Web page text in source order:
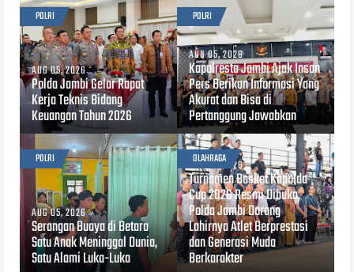
POLRI
AUG 05, 2026
Polda Jambi Gelar Rapat
Kerja Teknis Bidang
Keuangan Tahun 2026
POLRI
AUG 05, 2026
Kapolresta Jambi Ajak Insan
Pers Berikan Informasi Yang
Akurat dan Bisa di
Pertanggung Jawabkan
POLRI
AUG 05, 2026
Serangan Buaya di Betara
Satu Anak Meninggal Dunia,
Satu Alami Luka-Luka
OLAHRAGA
AUG 03, 2026
Turnamen Basket Kapolda
Cup 2026 Resmi Dibuka,
Polda Jambi Dorong
Lahirnya Atlet Berprestasi
dan Generasi Muda
Berkarakter